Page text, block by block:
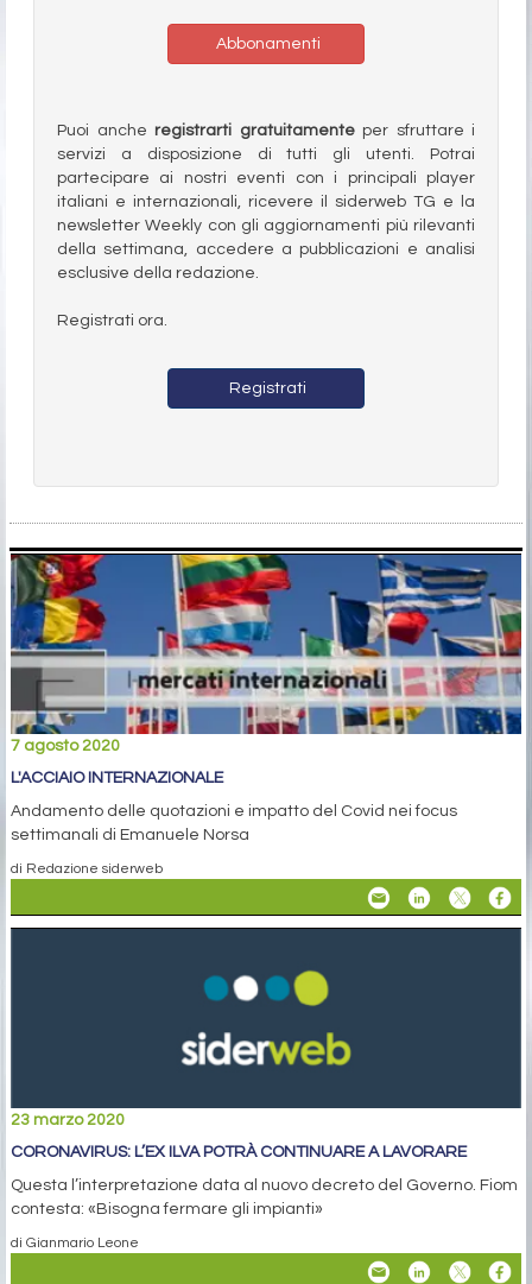
Abbonamenti
Puoi anche registrarti gratuitamenteper sfruttare i
servizi a disposizione di tutti gli utenti. Potrai
partecipare ai nostri eventi con i principali player
italiani e internazionali, ricevere il siderweb TG e la
newsletter Weekly con gli aggiornamenti più rilevanti
della settimana, accedere a pubblicazioni e analisi
esclusive della redazione.
Registrati ora.
Registrati
7 agosto 2020
L'ACCIAIO INTERNAZIONALE
Andamento delle quotazioni e impatto del Covid nei focus
settimanali di Emanuele Norsa
di Redazione siderweb
23 marzo 2020
CORONAVIRUS: L’EX ILVA POTRÀ CONTINUARE A LAVORARE
Questa l’interpretazione data al nuovo decreto del Governo. Fiom
contesta: «Bisogna fermare gli impianti»
di Gianmario Leone